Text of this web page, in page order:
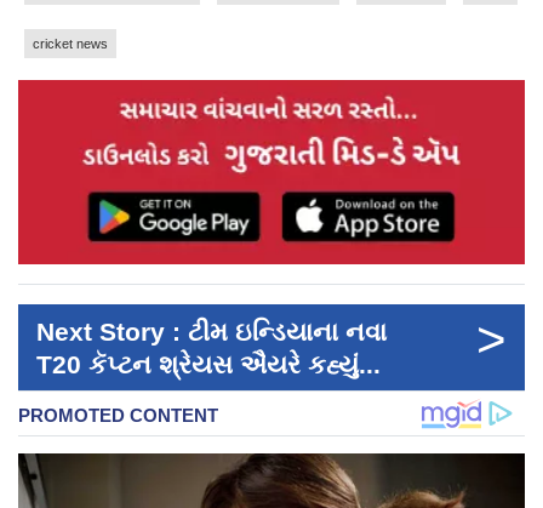
cricket news
Next Story : ટીમ ​ઇન્ડિયાના નવા
T20 કૅપ્ટન શ્રેયસ ઐયરે કહ્યું...
>